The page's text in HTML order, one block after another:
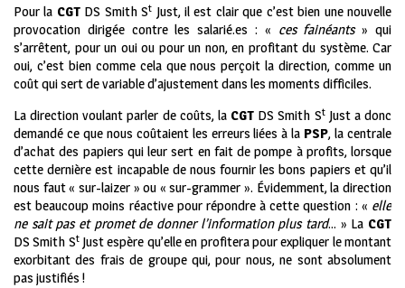
Pour la CGTDS Smith St Just, il est clair que c’est bien une nouvelle
provocation dirigée contre les salarié.es : « ces fainéants» qui
s’arrêtent, pour un oui ou pour un non, en profitant du système. Car
oui, c’est bien comme cela que nous perçoit la direction, comme un
coût qui sert de variable d’ajustement dans les moments difficiles.
La direction voulant parler de coûts, la CGT DS Smith StJust a donc
demandé ce que nous coûtaient les erreurs liées à la PSP, la centrale
d’achat des papiers qui leur sert en fait de pompe à profits, lorsque
cette dernière est incapable de nous fournir les bons papiers et qu’il
nous faut « sur-laizer » ou « sur-grammer ». Évidemment, la direction
est beaucoup moins réactive pour répondre à cette question : « elle
ne sait pas et promet de donner l’information plus tard… » La CGT
DS Smith StJust espère qu’elle en profitera pour expliquer le montant
exorbitant des frais de groupe qui, pour nous, ne sont absolument
pas justifiés !